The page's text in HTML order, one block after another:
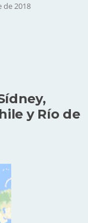
de 2018
y Río de